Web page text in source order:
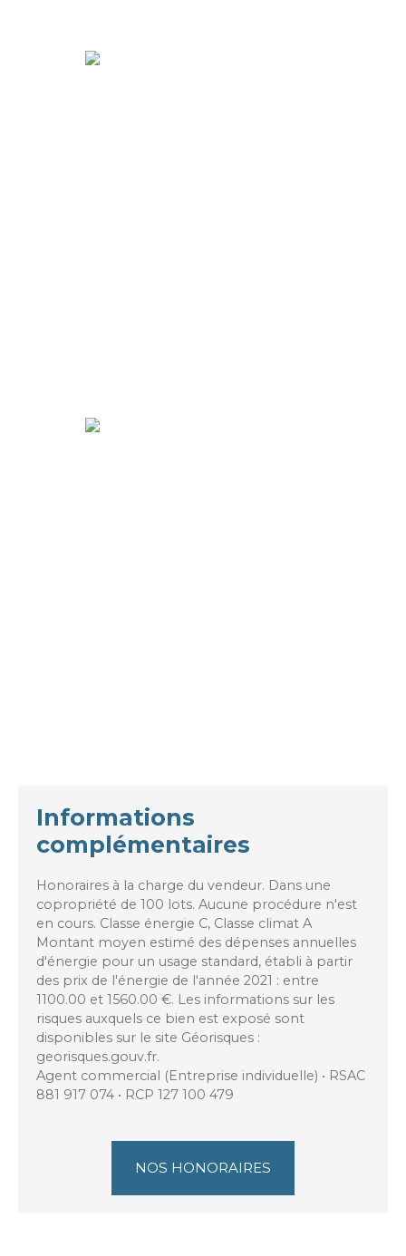
Informations
complémentaires
Honoraires à la charge du vendeur. Dans une
copropriété de 100 lots. Aucune procédure n'est
en cours. Classe énergie C, Classe climat A
Montant moyen estimé des dépenses annuelles
d'énergie pour un usage standard, établi à partir
des prix de l'énergie de l'année 2021 : entre
1100.00 et 1560.00 €. Les informations sur les
risques auxquels ce bien est exposé sont
disponibles sur le site Géorisques :
georisques.gouv.fr.
Agent commercial (Entreprise individuelle) • RSAC
881 917 074 • RCP 127 100 479
NOS HONORAIRES